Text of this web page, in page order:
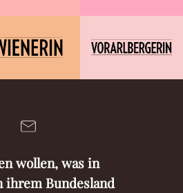
wollen, was in
Bundesland